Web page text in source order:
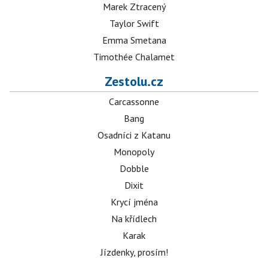
Marek Ztracený
Taylor Swift
Emma Smetana
Timothée Chalamet
Zestolu.cz
Carcassonne
Bang
Osadníci z Katanu
Monopoly
Dobble
Dixit
Krycí jména
Na křídlech
Karak
Jízdenky, prosím!